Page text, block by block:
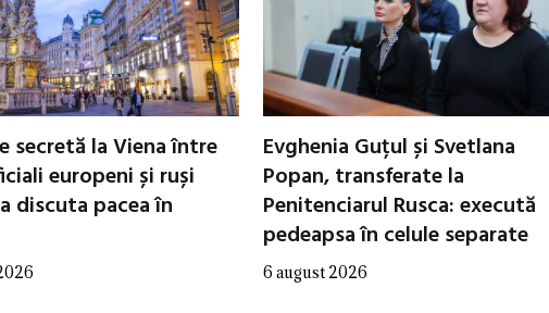
secretă la Viena între
europeni și ruși
discuta pacea în
Evghenia Guțul și Svetlana
Popan, transferate la
Penitenciarul Rusca: execută
pedeapsa în celule separate
6 august 2026